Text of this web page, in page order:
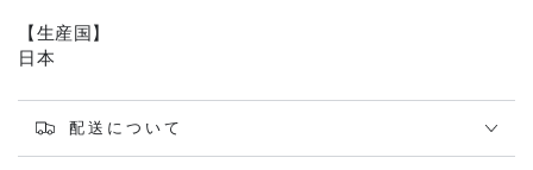
【生産国】
日本
配送について